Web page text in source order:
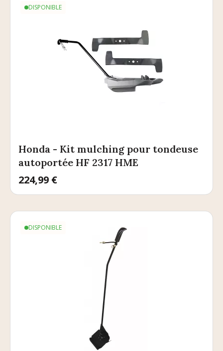
DISPONIBLE
Honda - Kit mulching pour tondeuse
autoportée HF 2317 HME
Prix
224,99 €
DISPONIBLE